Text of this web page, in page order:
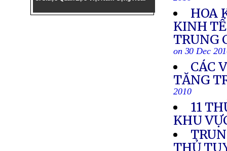
HOA
KINH
TRUNG
on 30 Dec
CÁC
TĂNG
2010
11
KHU
THỦ